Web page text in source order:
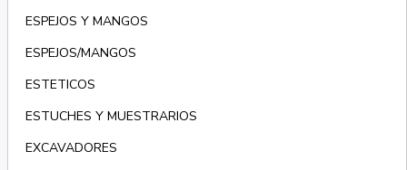
ESPEJOS Y MANGOS
ESPEJOS/MANGOS
ESTETICOS
ESTUCHES Y MUESTRARIOS
EXCAVADORES